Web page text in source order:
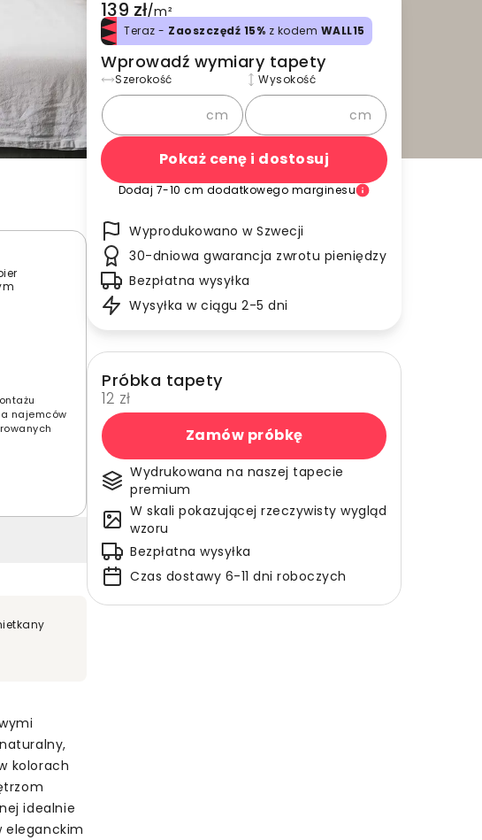
najemców
kolorach
idealnie
eleganckim
139 zł/m²
Teraz - Zaoszczędź 15% z kodem WALL15
Wprowadź wymiary tapety
Szerokość
cm
Wysokość
cm
Pokaż cenę i dostosuj
Dodaj 7-10 cm dodatkowego marginesu
Wyprodukowano w Szwecji
30-dniowa gwarancja zwrotu pieniędzy
Bezpłatna wysyłka
Wysyłka w ciągu 2-5 dni
Próbka tapety
12 zł
Zamów próbkę
Wydrukowana na naszej tapecie
premium
W skali pokazującej rzeczywisty wygląd
wzoru
Bezpłatna wysyłka
Czas dostawy 6-11 dni roboczych